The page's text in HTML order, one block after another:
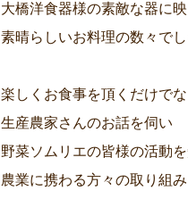
大橋洋食器様の素敵な器に
素晴らしいお料理の数々でし
楽しくお食事を頂くだけでな
生産農家さんのお話を伺い
野菜ソムリエの皆様の活動を
農業に携わる方々の取り組